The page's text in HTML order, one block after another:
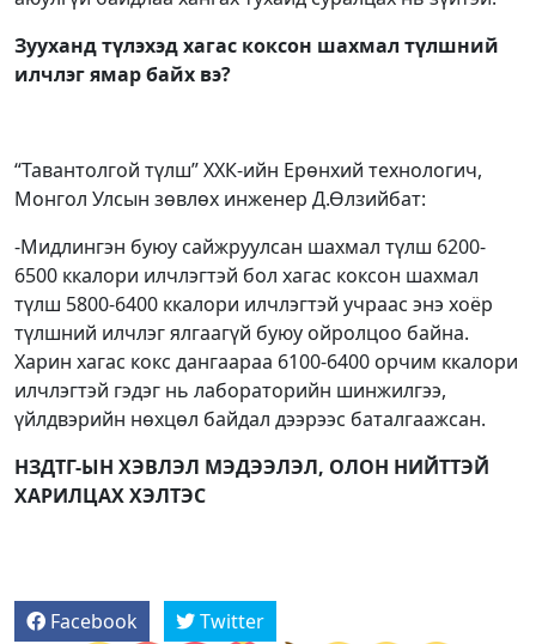
Зууханд түлэхэд хагас коксон шахмал түлшний
илчлэг ямар байх вэ?
“Тавантолгой түлш” ХХК-ийн Ерөнхий технологич,
Монгол Улсын зөвлөх инженер Д.Өлзийбат:
-Мидлингэн буюу сайжруулсан шахмал түлш 6200-
6500 ккалори илчлэгтэй бол хагас коксон шахмал
түлш 5800-6400 ккалори илчлэгтэй учраас энэ хоёр
түлшний илчлэг ялгаагүй буюу ойролцоо байна.
Харин хагас кокс дангаараа 6100-6400 орчим ккалори
илчлэгтэй гэдэг нь лабораторийн шинжилгээ,
үйлдвэрийн нөхцөл байдал дээрээс баталгаажсан.
НЗДТГ-ЫН ХЭВЛЭЛ МЭДЭЭЛЭЛ, ОЛОН НИЙТТЭЙ
ХАРИЛЦАХ ХЭЛТЭС
Facebook Twitter